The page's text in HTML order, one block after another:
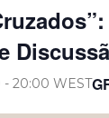
- 20:00 WEST